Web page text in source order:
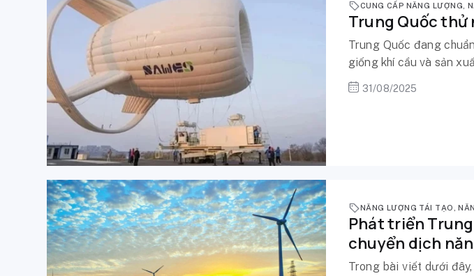
CUNG CẤP NĂNG LƯỢNG
Trung Quốc thử
Trung Quốc đang
giống khí cầu và sản
31/08/2025
NĂNG LƯỢNG TÁI TẠO ,
Phát triển
chuyển dịch
Trong bài viết dưới